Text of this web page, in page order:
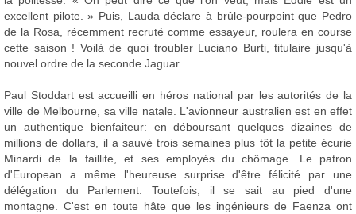
excellent pilote. » Puis, Lauda déclare à brûle-pourpoint que Pedro
de la Rosa, récemment recruté comme essayeur, roulera en course
cette saison ! Voilà de quoi troubler Luciano Burti, titulaire jusqu'à
nouvel ordre de la seconde Jaguar...
Paul Stoddart est accueilli en héros national par les autorités de la
ville de Melbourne, sa ville natale. L'avionneur australien est en effet
un authentique bienfaiteur: en déboursant quelques dizaines de
millions de dollars, il a sauvé trois semaines plus tôt la petite écurie
Minardi de la faillite, et ses employés du chômage. Le patron
d'European a même l'heureuse surprise d'être félicité par une
délégation du Parlement. Toutefois, il se sait au pied d'une
montagne. C'est en toute hâte que les ingénieurs de Faenza ont